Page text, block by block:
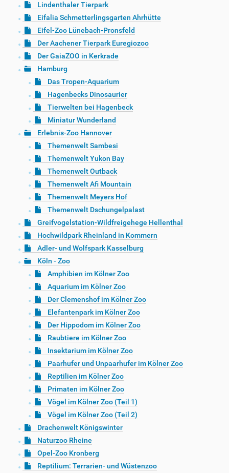
Lindenthaler Tierpark
Eifalia Schmetterlingsgarten Ahrhütte
Eifel-Zoo Lünebach-Pronsfeld
Der Aachener Tierpark Euregiozoo
Der GaiaZOO in Kerkrade
Hamburg
Das Tropen-Aquarium
Hagenbecks Dinosaurier
Tierwelten bei Hagenbeck
Miniatur Wunderland
Erlebnis-Zoo Hannover
Themenwelt Sambesi
Themenwelt Yukon Bay
Themenwelt Outback
Themenwelt Afi Mountain
Themenwelt Meyers Hof
Themenwelt Dschungelpalast
Greifvogelstation-Wildfreigehege Hellenthal
Hochwildpark Rheinland in Kommern
Adler- und Wolfspark Kasselburg
Köln - Zoo
Amphibien im Kölner Zoo
Aquarium im Kölner Zoo
Der Clemenshof im Kölner Zoo
Elefantenpark im Kölner Zoo
Der Hippodom im Kölner Zoo
Raubtiere im Kölner Zoo
Insektarium im Kölner Zoo
Paarhufer und Unpaarhufer im Kölner Zoo
Reptilien im Kölner Zoo
Primaten im Kölner Zoo
Vögel im Kölner Zoo (Teil 1)
Vögel im Kölner Zoo (Teil 2)
Drachenwelt Königswinter
Naturzoo Rheine
Opel-Zoo Kronberg
Reptilium: Terrarien- und Wüstenzoo